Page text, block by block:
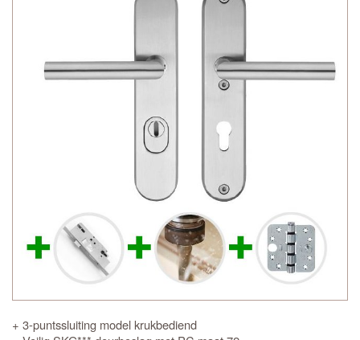
+ 3-puntssluiting model krukbediend